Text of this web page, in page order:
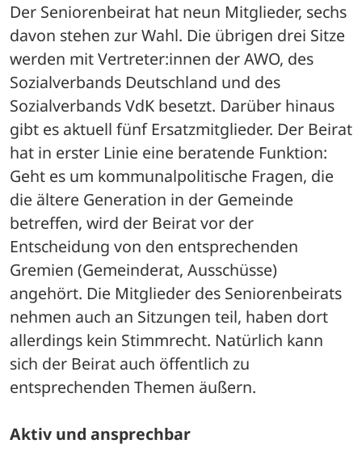
Der Seniorenbeirat hat neun Mitglieder, sechs
davon stehen zur Wahl. Die übrigen drei Sitze
werden mit Vertreter:innen der AWO, des
Sozialverbands Deutschland und des
Sozialverbands VdK besetzt. Darüber hinaus
gibt es aktuell fünf Ersatzmitglieder. Der Beirat
hat in erster Linie eine beratende Funktion:
Geht es um kommunalpolitische Fragen, die
die ältere Generation in der Gemeinde
betreffen, wird der Beirat vor der
Entscheidung von den entsprechenden
Gremien (Gemeinderat, Ausschüsse)
angehört. Die Mitglieder des Seniorenbeirats
nehmen auch an Sitzungen teil, haben dort
allerdings kein Stimmrecht. Natürlich kann
sich der Beirat auch öffentlich zu
entsprechenden Themen äußern.
Aktiv und ansprechbar